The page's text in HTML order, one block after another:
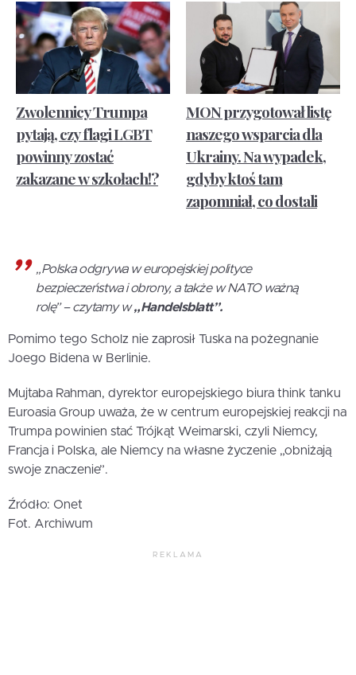
Zwolennicy Trumpa
pytają, czy flagi LGBT
powinny zostać
zakazane w szkołach!?
MON przygotował listę
naszego wsparcia dla
Ukrainy. Na wypadek,
gdyby ktoś tam
zapomniał, co dostali
„Polska odgrywa w europejskiej polityce
bezpieczeństwa i obrony, a także w NATO ważną
rolę” – czytamy w„Handelsblatt”.
Pomimo tego Scholz nie zaprosił Tuska na pożegnanie
Joego Bidena w Berlinie.
Mujtaba Rahman, dyrektor europejskiego biura think tanku
Euroasia Group uważa, że w centrum europejskiej reakcji na
Trumpa powinien stać Trójkąt Weimarski, czyli Niemcy,
Francja i Polska, ale Niemcy na własne życzenie „obniżają
swoje znaczenie”.
Źródło: Onet
Fot. Archiwum
REKLAMA